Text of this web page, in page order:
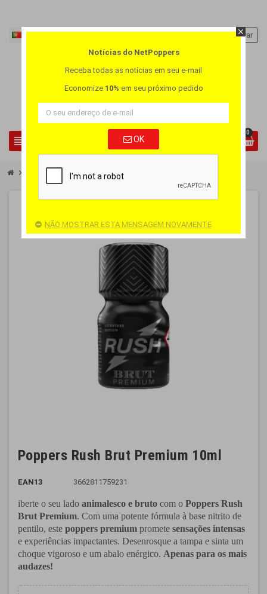
view_headline
Entrar
0
chevron_right Poppers pequeno chevron_right Poppers Rush Brut Premium 10ml
Poppers Rush Brut Premium 10ml
EAN13 3662811759231
iberte o seu lado animalesco e bruto com o Poppers Rush
Brut Premium. Com uma potente fórmula à base nitrito de
pentilo, este poppers premium promete sensações intensas
e experiências impactantes. Desenrosque a tampa e sinta um
choque vigoroso e um abalo enérgico. Apenas para os mais
audazes!
close
Notícias do NetPoppers
Receba todas as notícias em seu e-mail
Economize 10% em seu próximo pedido
OK
NÃO MOSTRAR ESTA MENSAGEM NOVAMENTE